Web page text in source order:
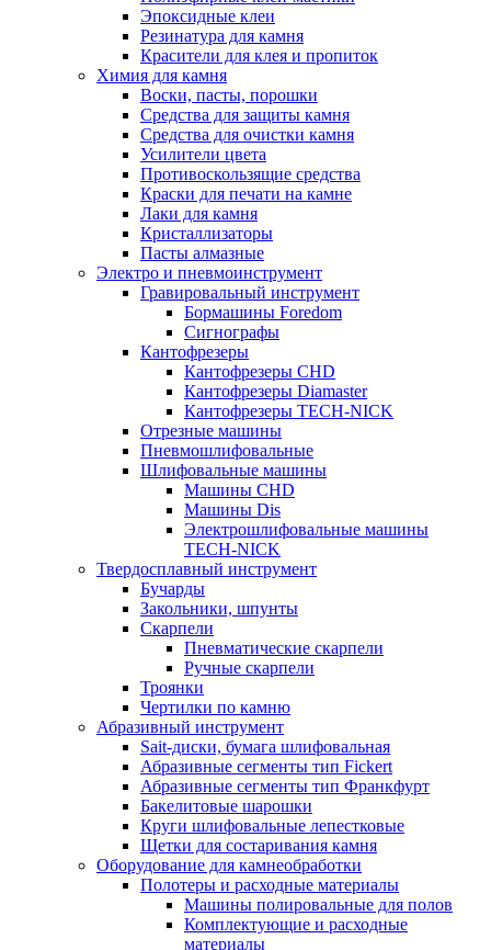
Эпоксидные клеи
Резинатура для камня
Красители для клея и пропиток
Химия для камня
Воски, пасты, порошки
Средства для защиты камня
Средства для очистки камня
Усилители цвета
Противоскользящие средства
Краски для печати на камне
Лаки для камня
Кристаллизаторы
Пасты алмазные
Электро и пневмоинструмент
Гравировальный инструмент
Бормашины Foredom
Сигнографы
Кантофрезеры
Кантофрезеры CHD
Кантофрезеры Diamaster
Кантофрезеры TECH-NICK
Отрезные машины
Пневмошлифовальные
Шлифовальные машины
Машины CHD
Машины Dis
Электрошлифовальные машины
TECH-NICK
Твердосплавный инструмент
Бучарды
Закольники, шпунты
Скарпели
Пневматические скарпели
Ручные скарпели
Троянки
Чертилки по камню
Абразивный инструмент
Sait-диски, бумага шлифовальная
Абразивные сегменты тип Fickert
Абразивные сегменты тип Франкфурт
Бакелитовые шарошки
Круги шлифовальные лепестковые
Щетки для состаривания камня
Оборудование для камнеобработки
Полотеры и расходные материалы
Машины полировальные для полов
Комплектующие и расходные
материалы